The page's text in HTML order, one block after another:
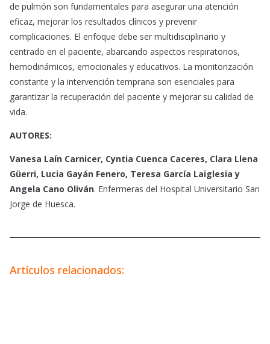
de pulmón son fundamentales para asegurar una atención
eficaz, mejorar los resultados clínicos y prevenir
complicaciones. El enfoque debe ser multidisciplinario y
centrado en el paciente, abarcando aspectos respiratorios,
hemodinámicos, emocionales y educativos. La monitorización
constante y la intervención temprana son esenciales para
garantizar la recuperación del paciente y mejorar su calidad de
vida.
AUTORES:
Vanesa Laín Carnicer, Cyntia Cuenca Caceres, Clara Llena
Güerri, Lucia Gayán Fenero, Teresa García Laiglesia y
Angela Cano Oliván. Enfermeras del Hospital Universitario San
Jorge de Huesca.
Artículos relacionados: